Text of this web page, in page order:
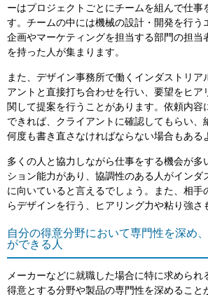
ーはプロジェクトごとにチームを組んで仕事
す。チームの中には機械の設計・開発を行う
企画やマーケティングを担当する部門の担当
を持った人が集まります。
また、デザイン事務所で働くインダストリア
アントと直接打ち合わせを行い、要望をヒア
関して提案を行うことがあります。依頼内容
できれば、クライアントに確認してもらい、
何度も書き直さなければならない場合もある
多くの人と協力しながら仕事をする機会が多
ション能力があり、協調性のある人がインダ
に向いていると言えるでしょう。また、相手
らデザインを行う、ヒアリング力や粘り強さ
自分の得意分野において専門性を深め
ができる人
メーカーなどに就職した場合に特に求められ
得意とする分野や製品の専門性を深めること